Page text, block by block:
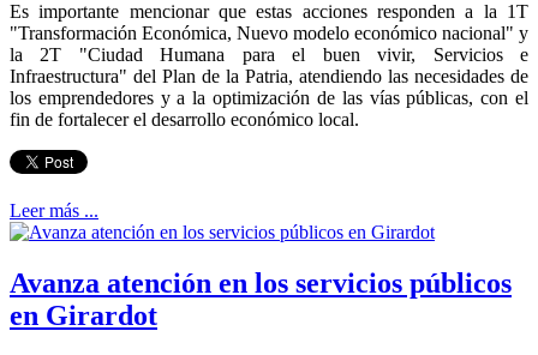
Es importante mencionar que estas acciones responden a la 1T
"Transformación Económica, Nuevo modelo económico nacional" y
la 2T "Ciudad Humana para el buen vivir, Servicios e
Infraestructura" del Plan de la Patria, atendiendo las necesidades de
los emprendedores y a la optimización de las vías públicas, con el
fin de fortalecer el desarrollo económico local.
Leer más ...
Avanza atención en los servicios públicos
en Girardot